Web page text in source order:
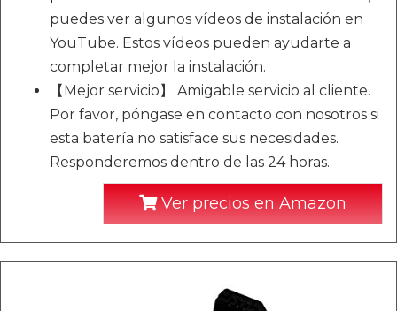
puedes ver algunos vídeos de instalación en
YouTube. Estos vídeos pueden ayudarte a
completar mejor la instalación.
【Mejor servicio】 Amigable servicio al cliente.
Por favor, póngase en contacto con nosotros si
esta batería no satisface sus necesidades.
Responderemos dentro de las 24 horas.
Ver precios en Amazon